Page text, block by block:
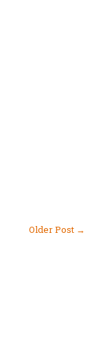
Older Post →